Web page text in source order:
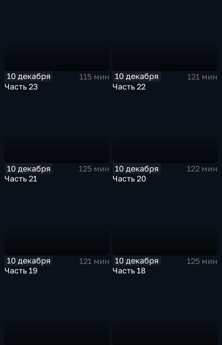
10 декабря
115 мин
Часть 23
10 декабря
121 мин
Часть 22
10 декабря
125 мин
Часть 21
10 декабря
122 мин
Часть 20
10 декабря
121 мин
Часть 19
10 декабря
125 мин
Часть 18